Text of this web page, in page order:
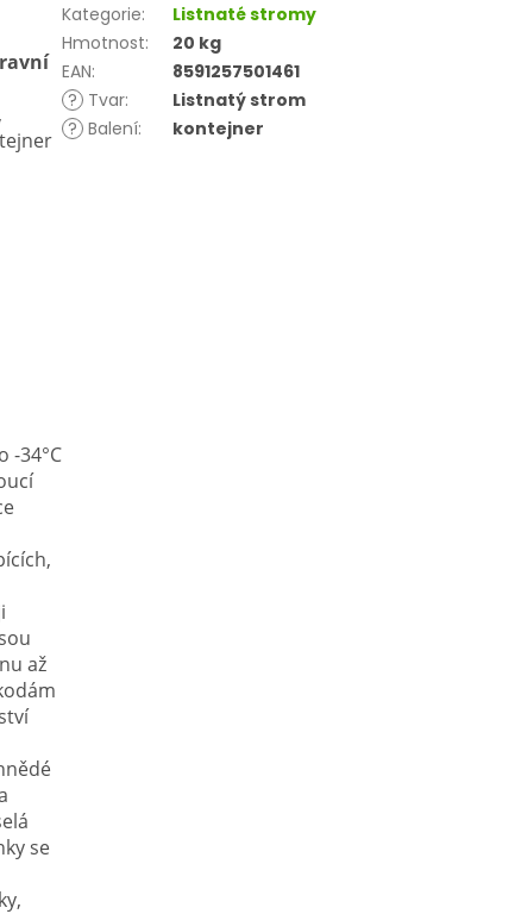
-34°C
až
se
Kategorie:
Listnaté stromy
Hmotnost:
20 kg
EAN:
8591257501461
? Tvar:
Listnatý strom
? Balení: kontejner